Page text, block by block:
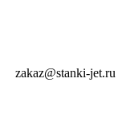
zakaz@stanki-jet.ru